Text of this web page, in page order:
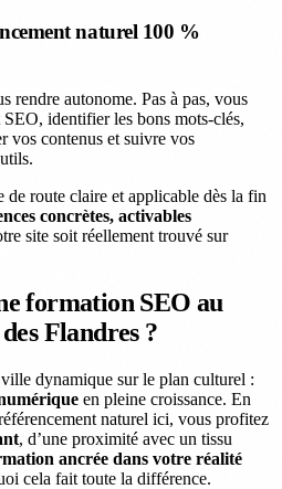
naturel 100 %
rendre autonome. Pas à pas, vous
identifier les bons mots-clés,
vos contenus et suivre vos
de route claire et applicable dès la fin
concrètes, activables
site soit réellement trouvé sur
formation SEO au
Flandres ?
dynamique sur le plan culturel :
en pleine croissance. En
naturel ici, vous profitez
, d’une proximité avec un tissu
ancrée dans votre réalité
cela fait toute la différence.